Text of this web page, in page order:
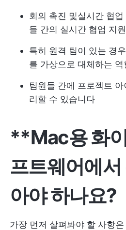
회의 촉진 및실시간 협업
들 간의 실시간 협업 지원
특히 원격 팀이 있는 경
를 가상으로 대체하는
팀원들 간에 프로젝트
리할 수 있습니다
**Mac용 화
프트웨어에
아야 하나요?
가장 먼저 살펴봐야 할 사항